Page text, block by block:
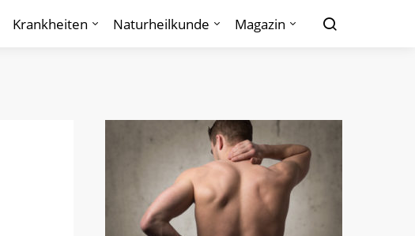
Krankheiten Naturheilkunde Magazin